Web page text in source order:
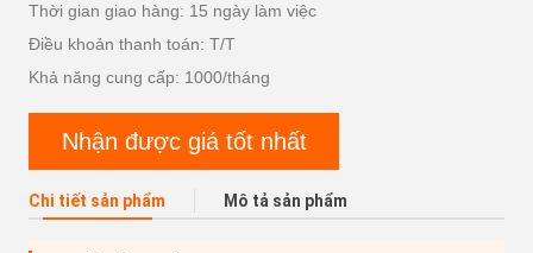
Thời gian giao hàng: 15 ngày làm việc
Điều khoản thanh toán: T/T
Khả năng cung cấp: 1000/tháng
Nhận được giá tốt nhất
Chi tiết sản phẩm Mô tả sản phẩm